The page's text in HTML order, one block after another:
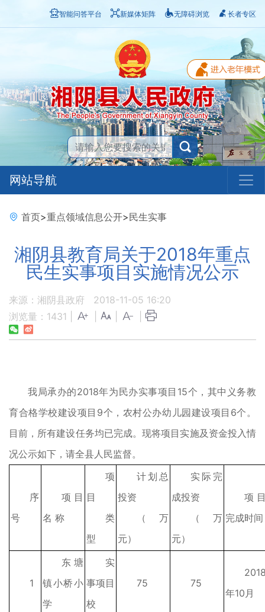
智能问答平台 新媒体矩阵 无障碍浏览 长者专区
网站导航
首页>重点领域信息公开>民生实事
湘阴县教育局关于2018年重点
民生实事项目实施情况公示
来源：湘阴县政府
2018-11-05 16:20
浏览量： 1431
我局承办的2018年为民办实事项目15个，其中义务教
育合格学校建设项目9个，农村公办幼儿园建设项目6个。
目前，所有建设任务均已完成。现将项目实施及资金投入情
况公示如下，请全县人民监督。
序
号
项 目
名 称
项
目
类
型
计划总
投资
（万
元）
实际完
成投资
（万
元）
项
完成时间
1
东塘
镇小桥小
学
实
事项目
校
75 75
年10月